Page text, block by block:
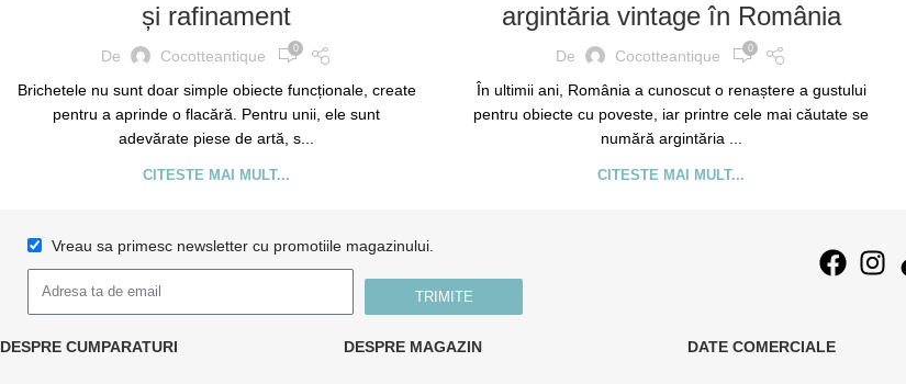
și rafinament
De Cocotteantique 0
Brichetele nu sunt doar simple obiecte funcționale, create
pentru a aprinde o flacără. Pentru unii, ele sunt
adevărate piese de artă, s...
CITESTE MAI MULT...
argintăria vintage în România
De Cocotteantique 0
În ultimii ani, România a cunoscut o renaștere a gustului
pentru obiecte cu poveste, iar printre cele mai căutate se
numără argintăria ...
CITESTE MAI MULT...
Vreau sa primesc newsletter cu promotiile magazinului.
TRIMITE
DESPRE CUMPARATURI DESPRE MAGAZIN DATE COMERCIALE